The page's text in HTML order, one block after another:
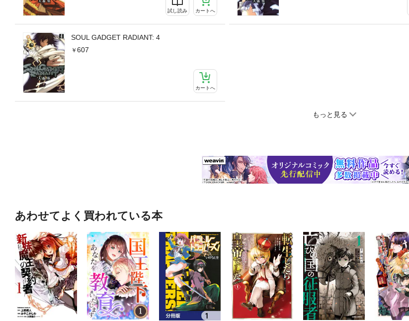
試し読み カートへ
SOUL GADGET RADIANT: 4
607
カートへ
もっと見る
あわせてよく買われている本